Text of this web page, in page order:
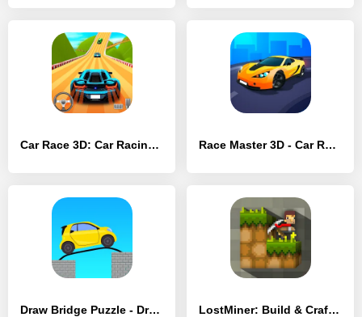
Car Race 3D: Car Racing - [Взлом/МОД Все открыто] Race Master 3D - Car Racing - [Взлом/МОД Бесконечные деньги]
Draw Bridge Puzzle - Draw Game - [Взлом/МОД Бесконечные деньги] LostMiner: Build & Craft Game - [Взлом/МОД Все открыто]